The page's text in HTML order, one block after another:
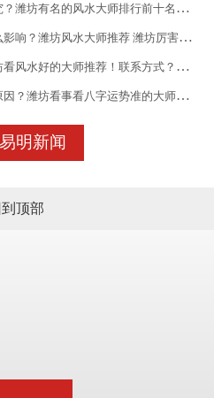
了解更多
了解更多
坊有名的风水大师排行前十名—潍坊
？潍坊风水大师推荐 潍坊厉害的风
水好的大师推荐！联系方式？—潍坊王
潍坊看事看八字运势准的大师—潍坊
明新闻
到顶部